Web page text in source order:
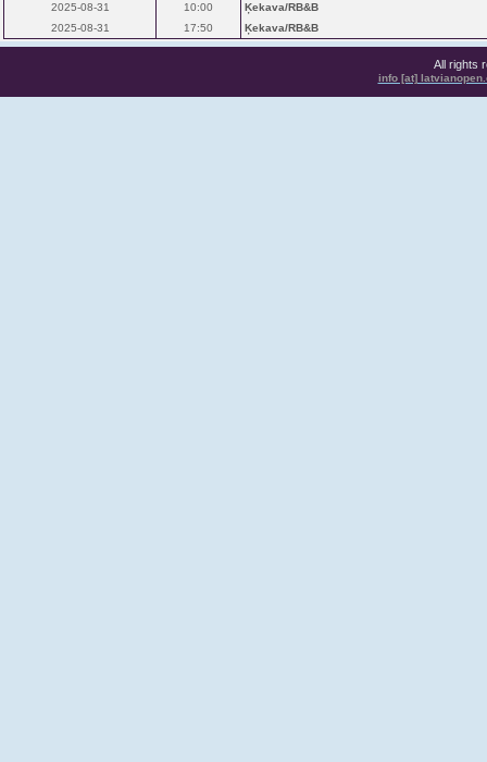
2025-08-31
10:00
Ķekava/RB&B
2025-08-31
17:50 Ķekava/RB&B
All rights
info [at]